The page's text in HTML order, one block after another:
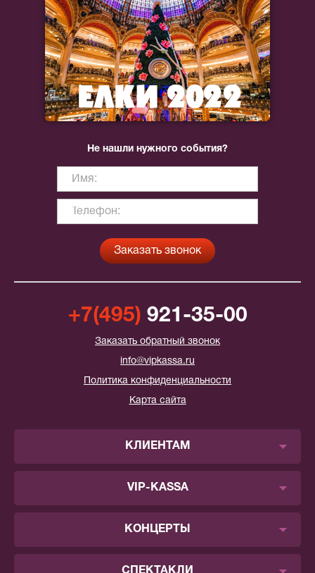
Не нашли нужного события?
+7(495) 921-35-00
Заказать обратный звонок
info@vipkassa.ru
Политика конфиденциальности
Карта сайта
КЛИЕНТАМ
VIP-KASSA
КОНЦЕРТЫ
СПЕКТАКЛИ